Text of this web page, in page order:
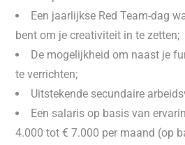
Een jaarlijkse Red Team-dag
bent om je creativiteit in te zetten;
De mogelijkheid om naast je
te verrichten;
Uitstekende secundaire
Een salaris op basis van
4.000 tot € 7.000 per maand (op